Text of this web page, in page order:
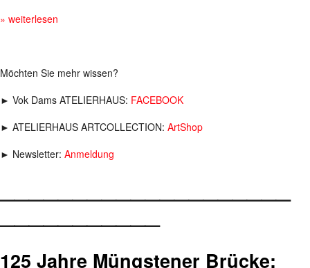
» weiterlesen
Möchten Sie mehr wissen?
► Vok Dams ATELIERHAUS: FACEBOOK
► ATELIERHAUS ARTCOLLECTION: ArtShop
► Newsletter: Anmeldung
___________
125 Jahre Müngstener Brücke: